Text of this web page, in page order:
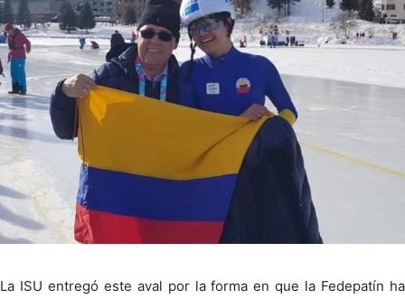
La ISU entregó este aval por la forma en que la Fedepatín ha